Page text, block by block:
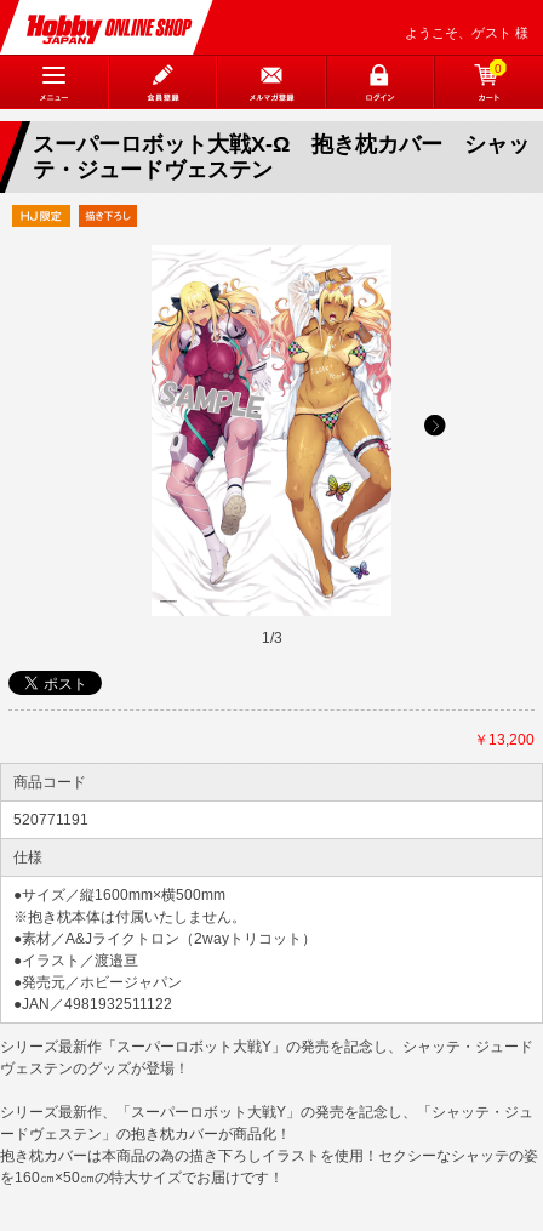
ようこそ、ゲスト 様
0
スーパーロボット大戦X-Ω 抱き枕カバー シャッ
テ・ジュードヴェステン
1/3
￥13,200
商品コード
520771191
仕様
●サイズ／縦1600mm×横500mm
※抱き枕本体は付属いたしません。
●素材／A&Jライクトロン（2wayトリコット）
●イラスト／渡邉亘
●発売元／ホビージャパン
●JAN／4981932511122
シリーズ最新作「スーパーロボット大戦Y」の発売を記念し、シャッテ・ジュード
ヴェステンのグッズが登場！
シリーズ最新作、「スーパーロボット大戦Y」の発売を記念し、「シャッテ・ジュ
ードヴェステン」の抱き枕カバーが商品化！
抱き枕カバーは本商品の為の描き下ろしイラストを使用！セクシーなシャッテの姿
を160㎝×50㎝の特大サイズでお届けです！